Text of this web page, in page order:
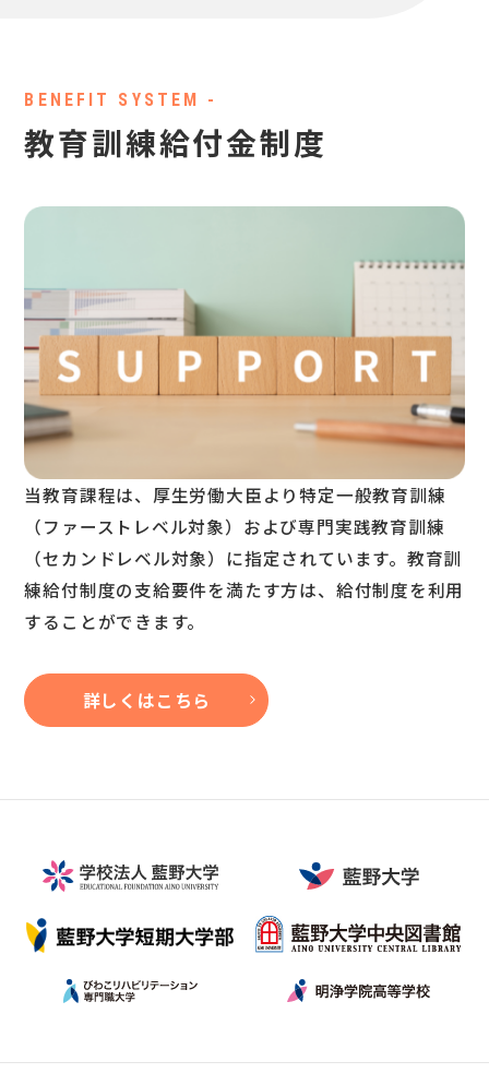
BENEFIT SYSTEM -
教育訓練給付金制度
当教育課程は、厚生労働大臣より特定一般教育訓練
（ファーストレベル対象）および専門実践教育訓練
（セカンドレベル対象）に指定されています。教育訓
練給付制度の支給要件を満たす方は、給付制度を利用
することができます。
詳しくはこちら